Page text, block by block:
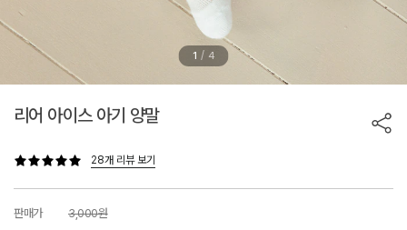
1 / 4
리어 아이스 아기 양말
28개 리뷰 보기
판매가
3,000원